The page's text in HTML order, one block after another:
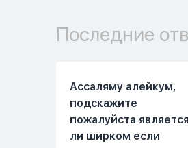
Последние
Ассаляму алейкум,
подскажите
пожалуйста является
ли ширком если